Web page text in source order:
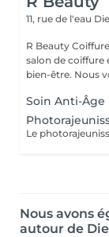
11, rue de l'eau
R Beauty Coiffure & Esthétique Bienvenue chez R Beauty, votre
salon de coiffure
bien-être. Nous
Soin Anti-Âge
Nous avons
autour de